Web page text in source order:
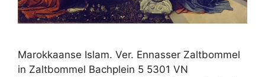
Marokkaanse Islam. Ver. Ennasser Zaltbommel
in Zaltbommel Bachplein 5 5301 VN